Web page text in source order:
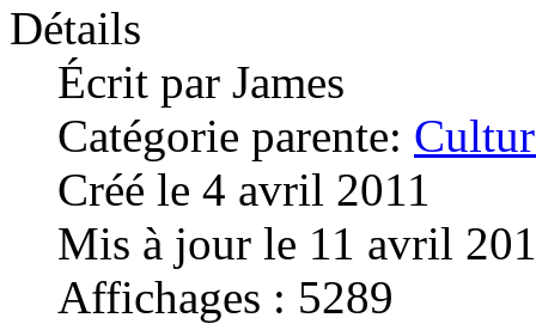
Détails
Écrit par James
Catégorie parente:
Créé le 4 avril 2011
Mis à jour le 11 avril
Affichages : 5289